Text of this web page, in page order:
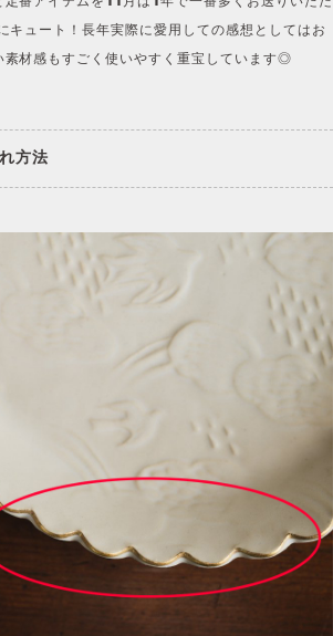
キュート！長年実際に愛用しての感想としてはお
素材感もすごく使いやすく重宝しています◎
方法